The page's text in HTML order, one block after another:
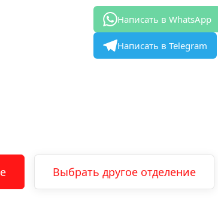
Написать в WhatsApp
Написать в Telegram
Выбрать другое отделение